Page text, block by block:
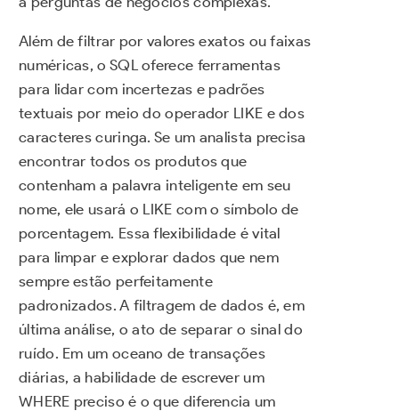
Além de filtrar por valores exatos ou faixas
numéricas, o SQL oferece ferramentas
para lidar com incertezas e padrões
textuais por meio do operador LIKE e dos
caracteres curinga. Se um analista precisa
encontrar todos os produtos que
contenham a palavra inteligente em seu
nome, ele usará o LIKE com o símbolo de
porcentagem. Essa flexibilidade é vital
para limpar e explorar dados que nem
sempre estão perfeitamente
padronizados. A filtragem de dados é, em
última análise, o ato de separar o sinal do
ruído. Em um oceano de transações
diárias, a habilidade de escrever um
WHERE preciso é o que diferencia um